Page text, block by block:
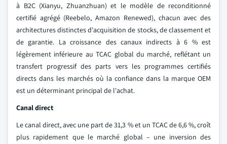
à B2C (Xianyu, Zhuanzhuan) et le modèle de reconditionné
certifié agrégé (Reebelo, Amazon Renewed), chacun avec des
architectures distinctes d'acquisition de stocks, de classement et
de garantie. La croissance des canaux indirects à 6 % est
légèrement inférieure au TCAC global du marché, reflétant un
transfert progressif des parts vers les programmes certifiés
directs dans les marchés où la confiance dans la marque OEM
est un déterminant principal de l'achat.
Canal direct
Le canal direct, avec une part de 31,3 % et un TCAC de 6,6 %, croît
plus rapidement que le marché global – une inversion des